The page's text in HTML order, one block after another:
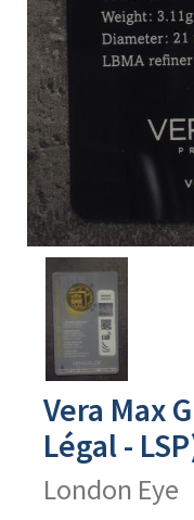
Avers
produit
Vera Max
Légal -
London Eye